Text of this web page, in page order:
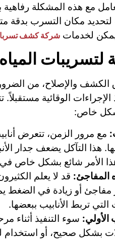
مع هذه المشكلة
لتحديد مكان التسرب
يمكن لخدماتشركة كشف
لتسريبات المياه
والإصلاح، من
الوقائية
خاص:
مع مرور الزمن، تتعرض
فيها. هذا التآكل يضعف
الأمر شائع بشكل خاص في
المفاجئ: قد لا يعلم
مفاجئ أو زيادة في
التي تربط الأنابيب ببعضها.
الأولي: سوء التنفيذ أثناء
بشكل صحيح، أو استخدام